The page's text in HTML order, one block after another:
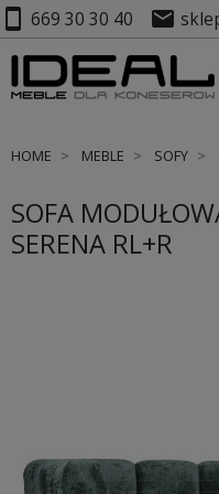
smartphone 669 30 30 40 mail
HOME MEBLE SOFY
SOFA
SERENA RL+R